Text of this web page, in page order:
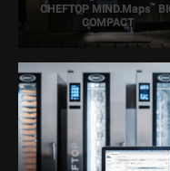
CHEFTOP MIND.Maps™
COMPACT